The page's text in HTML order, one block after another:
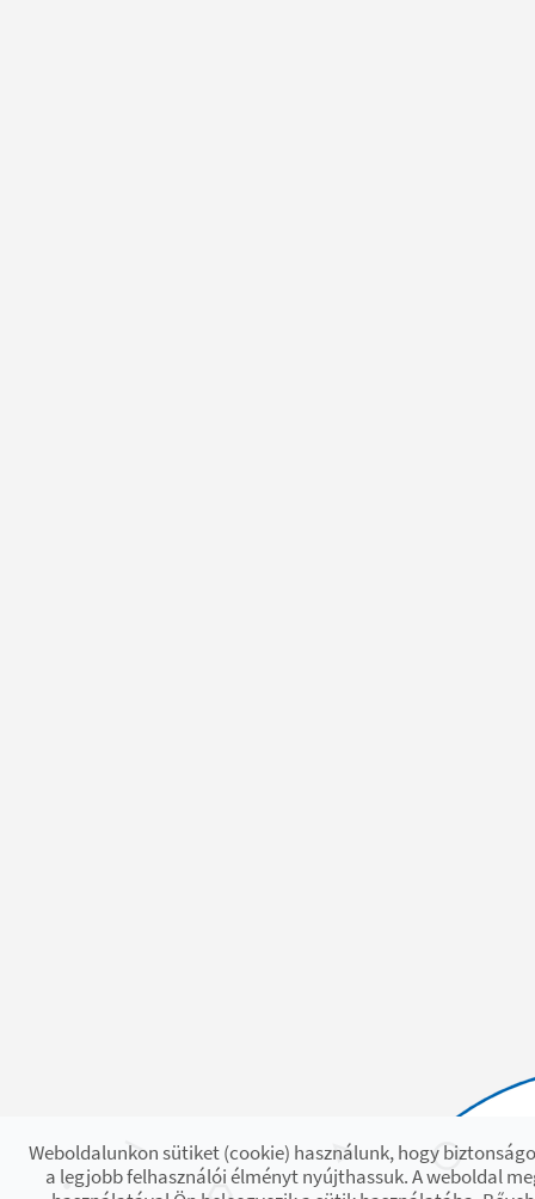
Weboldalunkon sütiket (cookie) használunk, hogy
a legjobb felhasználói élményt nyújthassuk. A weboldal